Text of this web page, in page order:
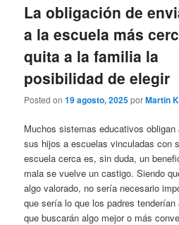
La obligación de
a la escuela más
quita a la familia la
posibilidad de elegir
Posted on19 agosto, 2025porMartin
Muchos sistemas educativos
sus hijos a escuelas vinculadas con
escuela cerca es, sin duda, un
mala se vuelve un castigo. Siendo
algo valorado, no sería necesario
que sería lo que los padres
que buscarán algo mejor o más